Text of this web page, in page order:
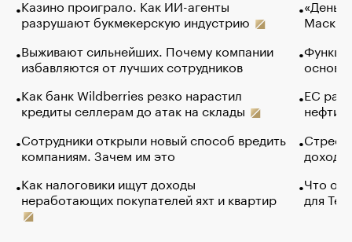
Казино проиграло. Как ИИ-агенты
разрушают букмекерскую индустрию
Выживают сильнейших. Почему компании
избавляются от лучших сотрудников
Как банк Wildberries резко нарастил
кредиты селлерам до атак на склады
Сотрудники открыли новый способ вредить
компаниям. Зачем им это
Как налоговики ищут доходы
неработающих покупателей яхт и квартир
Маск в
основ
ЕС
нефти
Что
для